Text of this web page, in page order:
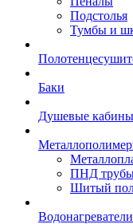
Подстолья
Тумбы и
Баки
Душевые
ПНД
Шитый
Водонагреватели